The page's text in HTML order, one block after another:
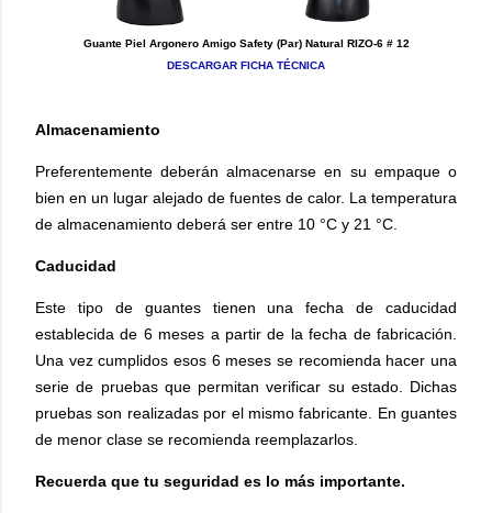
Guante Piel Argonero Amigo Safety (Par) Natural RIZO-6 # 12
DESCARGAR FICHA TÉCNICA
Almacenamiento
Preferentemente deberán almacenarse en su empaque o
bien en un lugar alejado de fuentes de calor. La temperatura
de almacenamiento deberá ser entre 10 °C y 21 °C.
Caducidad
Este tipo de guantes tienen una fecha de caducidad
establecida de 6 meses a partir de la fecha de fabricación.
Una vez cumplidos esos 6 meses se recomienda hacer una
serie de pruebas que permitan verificar su estado. Dichas
pruebas son realizadas por el mismo fabricante. En guantes
de menor clase se recomienda reemplazarlos.
Recuerda que tu seguridad es lo más importante.